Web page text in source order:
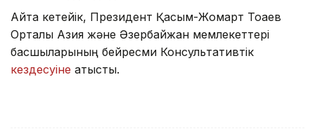
Айта кетейік, Президент Қасым-Жомарт Тоқаев
Орталық Азия және Әзербайжан мемлекеттері
басшыларының бейресми Консультативтік
кездесуіне қатысты.